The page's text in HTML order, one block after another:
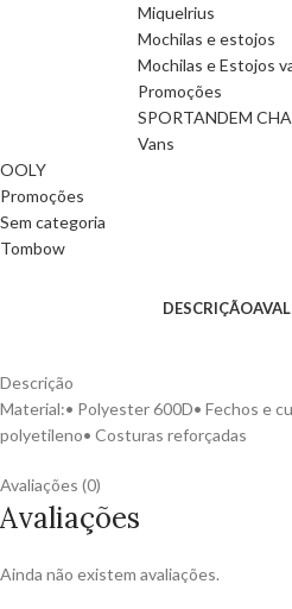
Miquelrius
Mochilas e estojos
Mochilas e Estojos
Promoções
SPORTANDEM
Vans
OOLY
Promoções
Sem categoria
Tombow
DESCRIÇÃO
Descrição
Material:• Polyester 600D• Fechos e
polyetileno• Costuras reforçadas
Avaliações (0)
Avaliações
Ainda não existem avaliações.